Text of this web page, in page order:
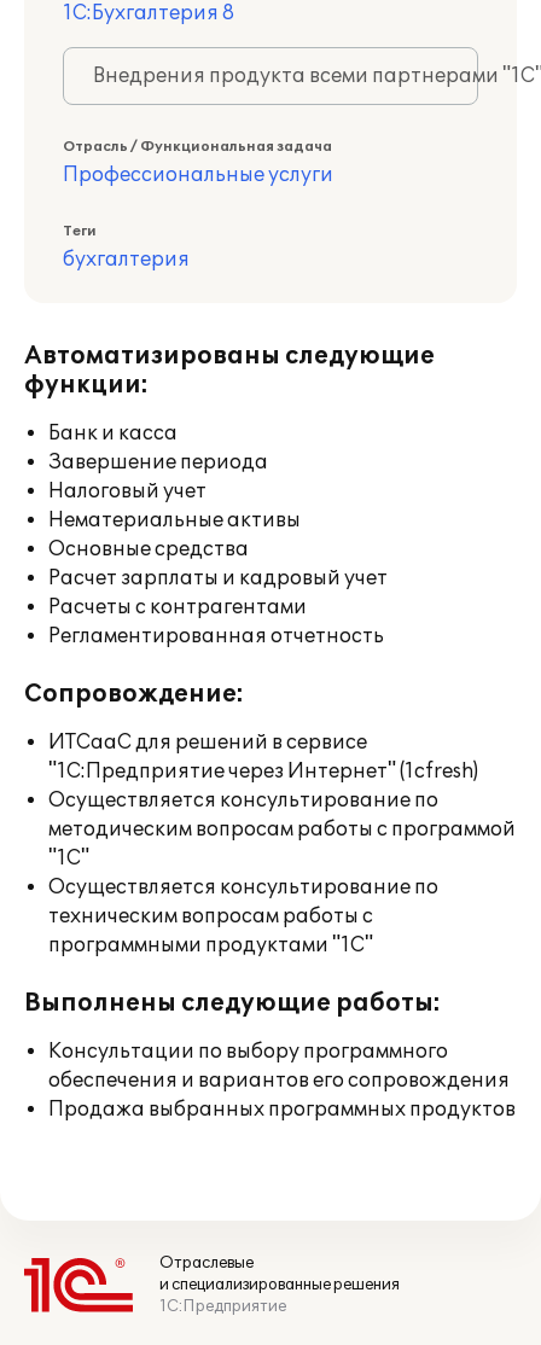
1С:Бухгалтерия 8
Внедрения продукта всеми партнерами
Отрасль / Функциональная задача
Профессиональные услуги
Теги
бухгалтерия
Автоматизированы следующие
функции:
Банк и касса
Завершение периода
Налоговый учет
Нематериальные активы
Основные средства
Расчет зарплаты и кадровый учет
Расчеты с контрагентами
Регламентированная отчетность
Сопровождение:
ИТСааС для решений в сервисе
"1С:Предприятие через Интернет" (1cfresh)
Осуществляется консультирование по
методическим вопросам работы с программой
"1С"
Осуществляется консультирование по
техническим вопросам работы с
программными продуктами "1С"
Выполнены следующие работы:
Консультации по выбору программного
обеспечения и вариантов его сопровождения
Продажа выбранных программных продуктов
Отраслевые
и специализированные решения
1С:Предприятие